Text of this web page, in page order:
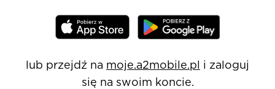
lub przejdź na moje.a2mobile.pl
i zaloguj
się na swoim koncie.